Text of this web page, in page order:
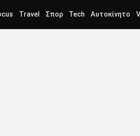
Travel Σπορ Tech Αυτοκίνητο